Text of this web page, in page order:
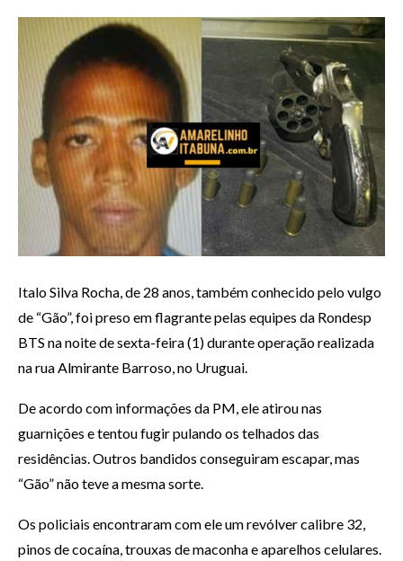
Italo Silva Rocha, de 28 anos, também conhecido pelo vulgo
de “Gão”, foi preso em flagrante pelas equipes da Rondesp
BTS na noite de sexta-feira (1) durante operação realizada
na rua Almirante Barroso, no Uruguai.
De acordo com informações da PM, ele atirou nas
guarnições e tentou fugir pulando os telhados das
residências. Outros bandidos conseguiram escapar, mas
“Gão” não teve a mesma sorte.
Os policiais encontraram com ele um revólver calibre 32,
pinos de cocaína, trouxas de maconha e aparelhos celulares.